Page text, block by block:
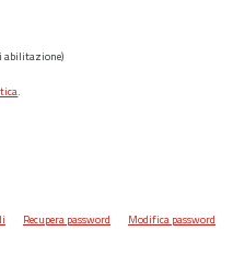
abilitazione)
.
Recupera password Modifica password